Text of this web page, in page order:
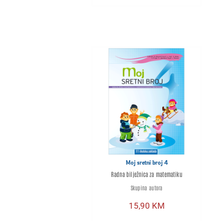
Moj sretni broj 4
Radna bilježnica za matematiku
Skupina autora
15,90 KM